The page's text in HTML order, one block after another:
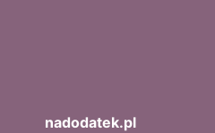
nadodatek.pl